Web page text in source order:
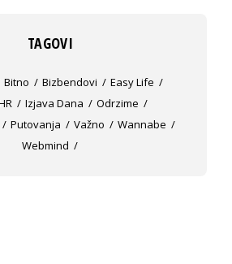
TAGOVI
Bitno Bizbendovi
Easy Life
Izjava Dana
Odrzime
Putovanja Važno
Wannabe
Webmind